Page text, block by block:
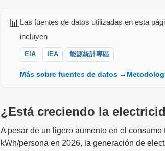
📊 Las fuentes de datos utilizadas en esta
incluyen
EIA IEA 能源統計專區
Más sobre fuentes de datos →
¿Está creciendo la
A pesar de un ligero aumento en el
kWh/persona en 2026, la generación de